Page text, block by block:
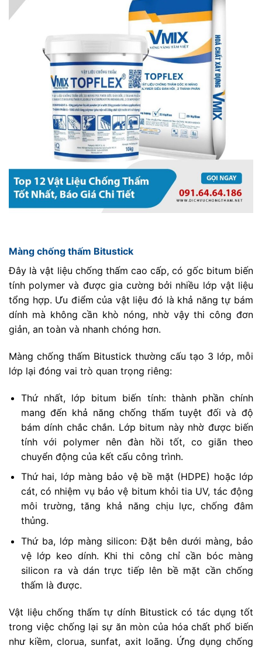
Màng chống thấm Bitustick
Đây là vật liệu chống thấm cao cấp, có gốc bitum biến
tính polymer và được gia cường bởi nhiều lớp vật liệu
tổng hợp. Ưu điểm của vật liệu đó là khả năng tự bám
dính mà không cần khò nóng, nhờ vậy thi công đơn
giản, an toàn và nhanh chóng hơn.
Màng chống thấm Bitustick thường cấu tạo 3 lớp, mỗi
lớp lại đóng vai trò quan trọng riêng:
Thứ nhất, lớp bitum biến tính: thành phần chính
mang đến khả năng chống thấm tuyệt đối và độ
bám dính chắc chắn. Lớp bitum này nhờ được biến
tính với polymer nên đàn hồi tốt, co giãn theo
chuyển động của kết cấu công trình.
Thứ hai, lớp màng bảo vệ bề mặt (HDPE) hoặc lớp
cát, có nhiệm vụ bảo vệ bitum khỏi tia UV, tác động
môi trường, tăng khả năng chịu lực, chống đâm
thủng.
Thứ ba, lớp màng silicon: Đặt bên dưới màng, bảo
vệ lớp keo dính. Khi thi công chỉ cần bóc màng
silicon ra và dán trực tiếp lên bề mặt cần chống
thấm là được.
Vật liệu chống thấm tự dính Bitustick có tác dụng tốt
trong việc chống lại sự ăn mòn của hóa chất phổ biến
như kiềm, clorua, sunfat, axit loãng. Ứng dụng chống